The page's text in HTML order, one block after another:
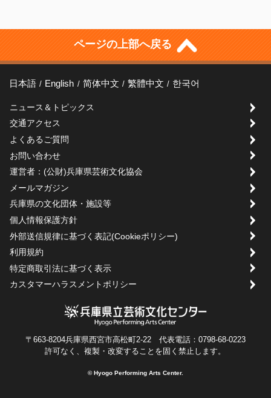
ページの上部へ戻る
日本語 English 简体中文 繁體中文 한국어
ニュース＆トピックス
交通アクセス
よくあるご質問
お問い合わせ
運営者：(公財)兵庫県芸術文化協会
メールマガジン
兵庫県の文化団体・施設等
個人情報保護方針
外部送信規律に基づく表記(Cookieポリシー)
利用規約
特定商取引法に基づく表示
カスタマーハラスメントポリシー
〒663-8204兵庫県西宮市高松町2-22 代表電話：0798-68-0223
許可なく、複製・改変することを固く禁止します。
© Hyogo Performing Arts Center.